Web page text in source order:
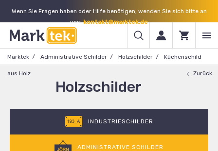
Wenn Sie Fragen haben oder Hilfe benötigen, wenden Sie sich bitte an
uns:kontakt@marktek.de
Marktek Administrative Schilder Holzschilder Küchenschild
aus Holz Zurück
Holzschilder
INDUSTRIESCHILDER
ADMINISTRATIVE SCHILDER